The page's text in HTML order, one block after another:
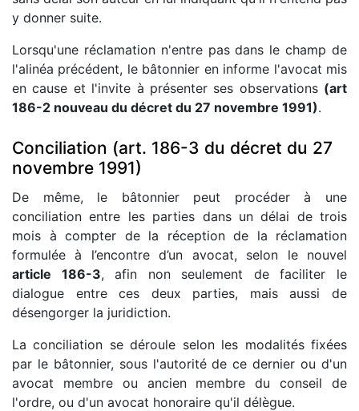
y donner suite.
Lorsqu'une réclamation n'entre pas dans le champ de
l'alinéa précédent, le bâtonnier en informe l'avocat mis
en cause et l'invite à présenter ses observations (art
186-2 nouveau du décret du 27 novembre 1991).
Conciliation (art. 186-3 du décret du 27
novembre 1991)
De même, le bâtonnier peut procéder à une
conciliation entre les parties dans un délai de trois
mois à compter de la réception de la réclamation
formulée à l’encontre d’un avocat, selon le nouvel
article 186-3, afin non seulement de faciliter le
dialogue entre ces deux parties, mais aussi de
désengorger la juridiction.
La conciliation se déroule selon les modalités fixées
par le bâtonnier, sous l'autorité de ce dernier ou d'un
avocat membre ou ancien membre du conseil de
l'ordre, ou d'un avocat honoraire qu'il délègue.